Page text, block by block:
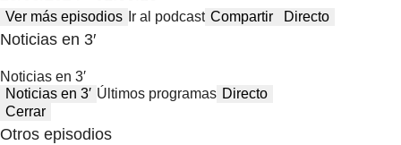
Ver más episodios Ir al podcast Compartir Directo
Noticias en 3′
Noticias en 3′
Noticias en 3′ Últimos programas Directo
Cerrar
Otros episodios